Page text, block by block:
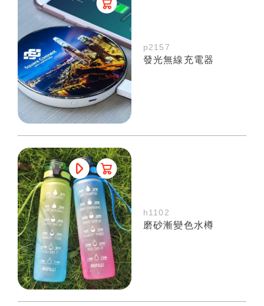
p2157
發光無線充電器
h1102
磨砂漸變色水樽